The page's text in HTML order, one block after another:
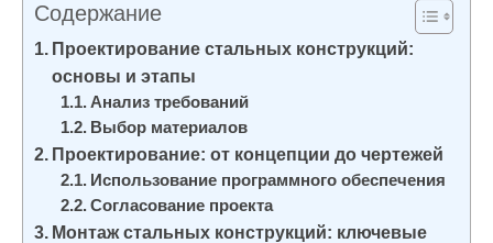
Содержание
Проектирование стальных конструкций:
основы и этапы
Анализ требований
Выбор материалов
Проектирование: от концепции до чертежей
Использование программного обеспечения
Согласование проекта
Монтаж стальных конструкций: ключевые